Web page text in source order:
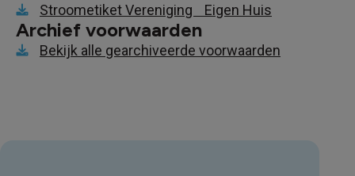
Stroometiket Vereniging Eigen Huis
Archief voorwaarden
Bekijk alle gearchiveerde voorwaarden